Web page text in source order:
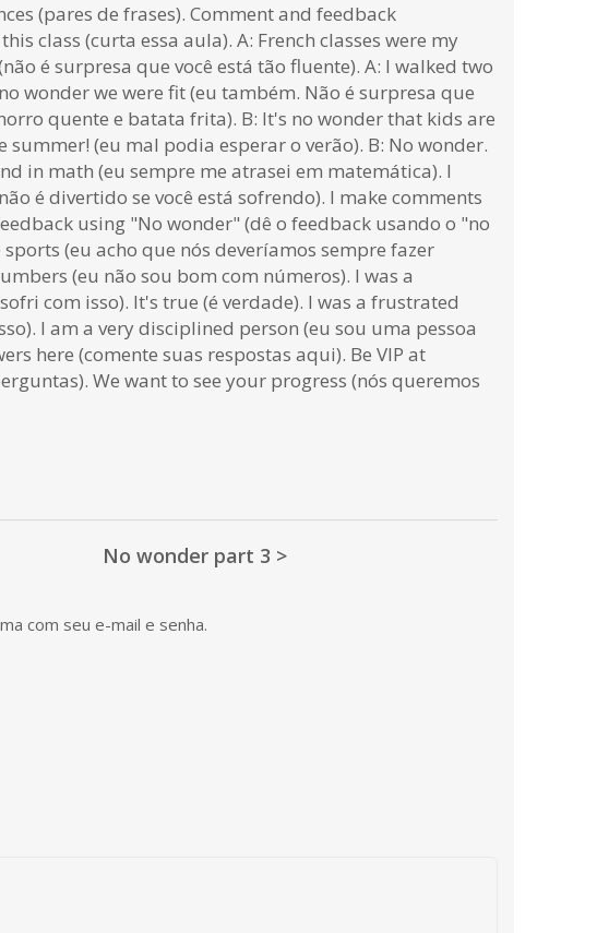
(pares de frases). Comment and feedback
class (curta essa aula). A: French classes were my
é surpresa que você está tão fluente). A: I walked two
wonder we were fit (eu também. Não é surpresa que
quente e batata frita). B: It's no wonder that kids are
(eu mal podia esperar o verão). B: No wonder.
in math (eu sempre me atrasei em matemática). I
é divertido se você está sofrendo). I make comments
using "No wonder" (dê o feedback usando o "no
(eu acho que nós deveríamos sempre fazer
(eu não sou bom com números). I was a
com isso). It's true (é verdade). I was a frustrated
I am a very disciplined person (eu sou uma pessoa
here (comente suas respostas aqui). Be VIP at
We want to see your progress (nós queremos
No wonder part 3 >
com seu e-mail e senha.